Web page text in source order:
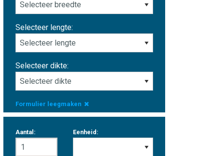
Selecteer lengte:
Selecteer dikte:
Formulier leegmaken
Aantal: Eenheid: